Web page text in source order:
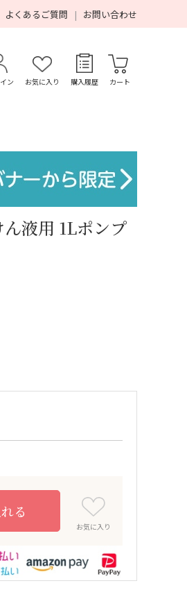
よくあるご質問 お問い合わせ
ン お気に入り 購入履歴 カート
ん液用 1Lポンプ
る
お気に入り